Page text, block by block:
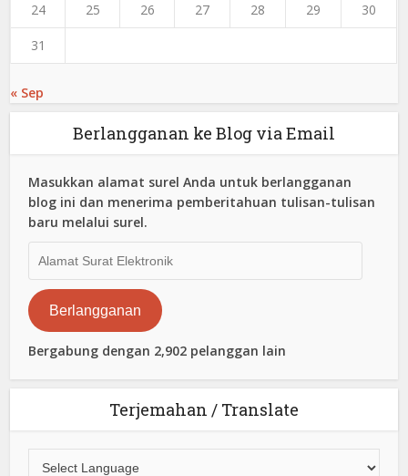
24 25 26 27 28 29 30
31
« Sep
Berlangganan ke Blog via Email
Masukkan alamat surel Anda untuk berlangganan
blog ini dan menerima pemberitahuan tulisan-tulisan
baru melalui surel.
Surat
Elektronik
Berlangganan
Bergabung dengan 2,902 pelanggan lain
Terjemahan / Translate